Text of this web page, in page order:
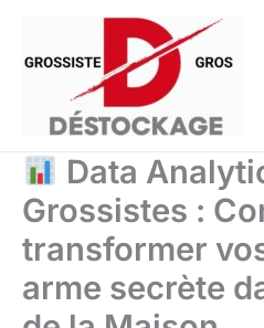
contenu
Data
Grossistes :
transformer
arme secrète